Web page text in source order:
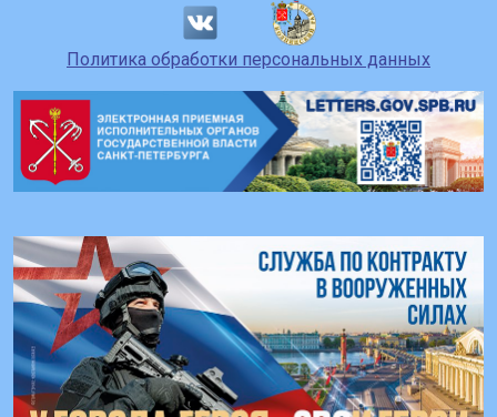
Политика обработки персональных данных